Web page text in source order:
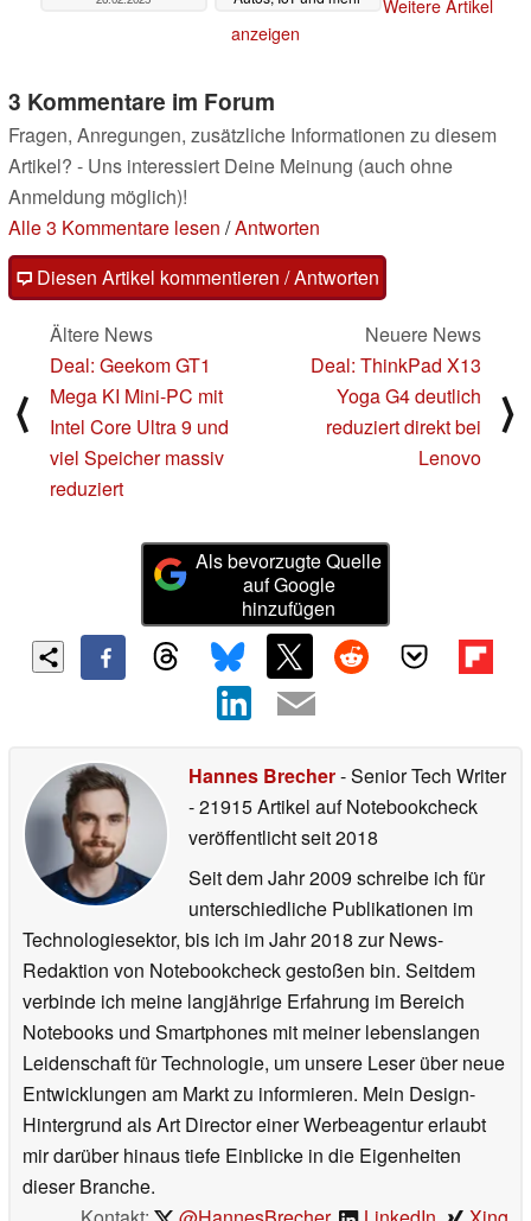
Weitere Artikel
anzeigen
3 Kommentare im Forum
Fragen, Anregungen, zusätzliche Informationen zu diesem
Artikel? - Uns interessiert Deine Meinung (auch ohne
Anmeldung möglich)!
Alle 3 Kommentare lesen /Antworten
Diesen Artikel kommentieren / Antworten
⟨
Ältere News
Deal: Geekom GT1
Mega KI Mini-PC mit
Intel Core Ultra 9 und
viel Speicher massiv
reduziert
Neuere News
Deal: ThinkPad X13
Yoga G4 deutlich
reduziert direkt bei
Lenovo
⟩
Als bevorzugte Quelle
auf Google
hinzufügen
Hannes Brecher- Senior Tech Writer
- 21915 Artikel auf Notebookcheck
veröffentlichtseit 2018
Seit dem Jahr 2009 schreibe ich für
unterschiedliche Publikationen im
Technologiesektor, bis ich im Jahr 2018 zur News-
Redaktion von Notebookcheck gestoßen bin. Seitdem
verbinde ich meine langjährige Erfahrung im Bereich
Notebooks und Smartphones mit meiner lebenslangen
Leidenschaft für Technologie, um unsere Leser über neue
Entwicklungen am Markt zu informieren. Mein Design-
Hintergrund als Art Director einer Werbeagentur erlaubt
mir darüber hinaus tiefe Einblicke in die Eigenheiten
dieser Branche.